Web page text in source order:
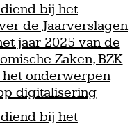
bij het
de Jaarverslagen
jaar 2025 van de
Zaken, BZK
onderwerpen
digitalisering
bij het